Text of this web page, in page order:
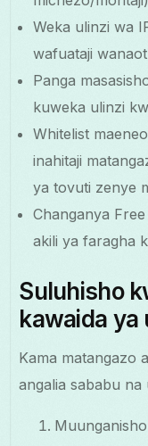
Weka ulinzi wa
wafuataji
Panga
kuweka ulinzi
Whitelist
inahitaji
ya tovuti zenye
Changanya
akili ya faragha
Suluhisho
kawaida ya
Kama matangazo
angalia sababu